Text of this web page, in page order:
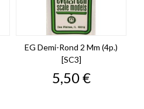
EG Demi-Rond 2 Mm (4p.)
[SC3]
Prix
5,50 €